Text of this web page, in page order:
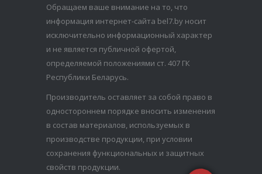
Обращаем ваше внимание на то, что
информация интернет-сайта bel7.by носит
исключительно информационный характер
и не является публичной офертой,
определяемой положениями ст. 407 ГК
Республики Беларусь.
Производитель оставляет за собой право в
одностороннем порядке вносить изменения
в состав материалов, используемых в
производстве продукции, при условии
сохранения функциональных и защитных
свойств продукции.